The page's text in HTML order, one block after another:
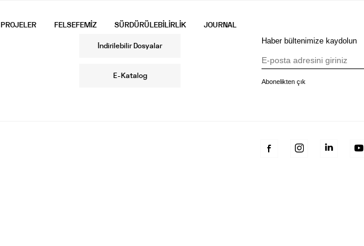
PROJELER FELSEFEMİZ SÜRDÜRÜLEBİLİRLİK JOURNAL
İndirilebilir Dosyalar
E-Katalog
Haber bültenimize kaydolun
Abonelikten çık